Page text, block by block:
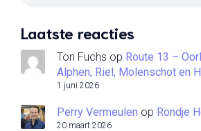
Laatste reacties
Ton Fuchs op Route 13 –
Alphen, Riel, Molenschot en
1 juni 2026
Perry Vermeulen op Rondje
20 maart 2026